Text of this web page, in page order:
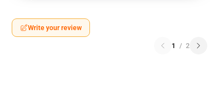
Write your review
1 / 2